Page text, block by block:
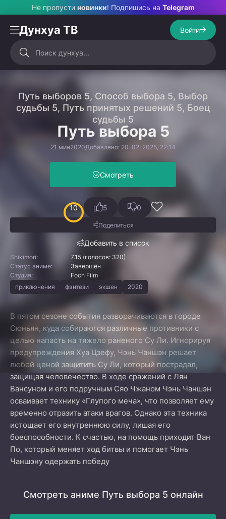
Не пропусти новинки! Подпишись на Telegram
Дунхуа ТВ Войти
Путь выборов 5, Способ выбора 5, Выбор
судьбы 5, Путь принятых решений 5, Боец
судьбы 5
Путь выбора 5
21 мин2020Добавлено: 20-02-2025, 22:14
Смотреть
10
Добавить в список
5 0
Поделиться
Shikimori:
7.15 (голосов: 320)
Статус аниме:
Завершён
Студия:
Foch Film
приключения
фэнтези экшен 2020
В пятом сезоне события разворачиваются в городе
Сюньян, куда собираются различные противники с
целью напасть на тяжело раненого Су Ли. Игнорируя
предупреждения Хуа Цзефу, Чэнь Чаншэн решает
любой ценой защитить Су Ли, который пострадал,
защищая человечество. В ходе сражений с Лян
Вансуном и его подручным Сяо Чжаном Чэнь Чаншэн
осваивает технику «Глупого меча», что позволяет ему
временно отразить атаки врагов. Однако эта техника
истощает его внутреннюю силу, лишая его
боеспособности. К счастью, на помощь приходит Ван
По, который меняет ход битвы и помогает Чэнь
Чаншэну одержать победу
Смотреть аниме Путь выбора 5 онлайн